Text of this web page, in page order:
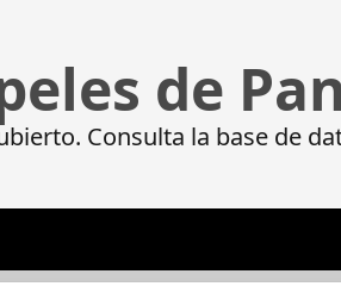
de
Consulta la base de